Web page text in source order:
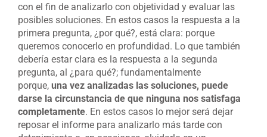
con el fin de analizarlo con objetividad y evaluar las
posibles soluciones. En estos casos la respuesta a la
primera pregunta, ¿por qué?, está clara: porque
queremos conocerlo en profundidad. Lo que también
debería estar clara es la respuesta a la segunda
pregunta, al ¿para qué?; fundamentalmente
porque, una vez analizadas las soluciones, puede
darse la circunstancia de que ninguna nos satisfaga
completamente. En estos casos lo mejor será dejar
reposar el informe para analizarlo más tarde con